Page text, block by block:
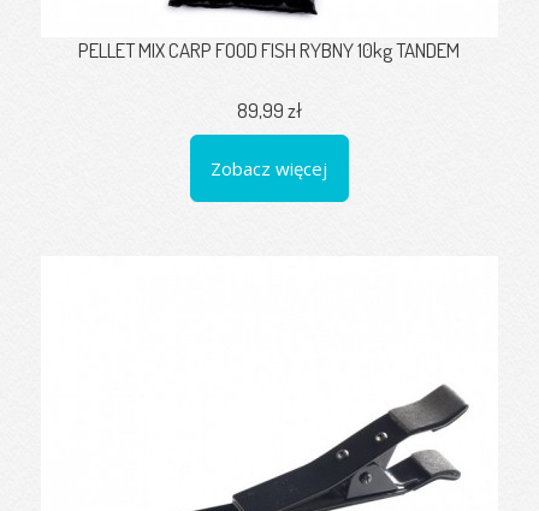
PELLET MIX CARP FOOD FISH RYBNY 10kg TANDEM
89,99 zł
Zobacz więcej